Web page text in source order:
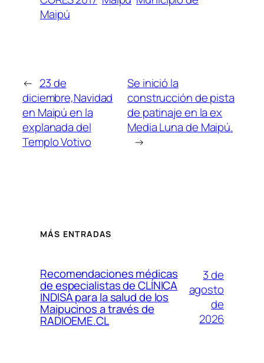
Maipú
← 23 de
diciembre,Navidad
en Maipú en la
explanada del
Templo Votivo
Se inició la
construcción de pista
de patinaje en la ex
Media Luna de Maipú.
→
MÁS ENTRADAS
Recomendaciones médicas
de especialistas de CLÍNICA
INDISA para la salud de los
Maipucinos a través de
RADIOEME.CL
3 de
agosto
de
2026